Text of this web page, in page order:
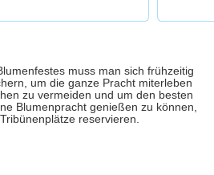
muss man sich frühzeitig
um die ganze Pracht miterleben
zu vermeiden und um den besten
Blumenpracht genießen zu können,
reservieren.